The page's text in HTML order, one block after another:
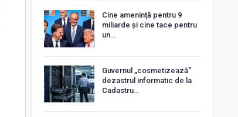
Cine amenință pentru 9
miliarde și cine tace pentru
un…
Guvernul „cosmetizează”
dezastrul informatic de la
Cadastru…